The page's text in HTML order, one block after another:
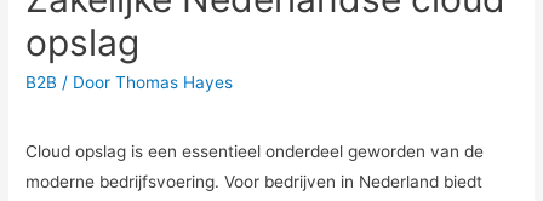
opslag
B2B / DoorThomas Hayes
Cloud opslag is een essentieel onderdeel geworden van de
moderne bedrijfsvoering. Voor bedrijven in Nederland biedt